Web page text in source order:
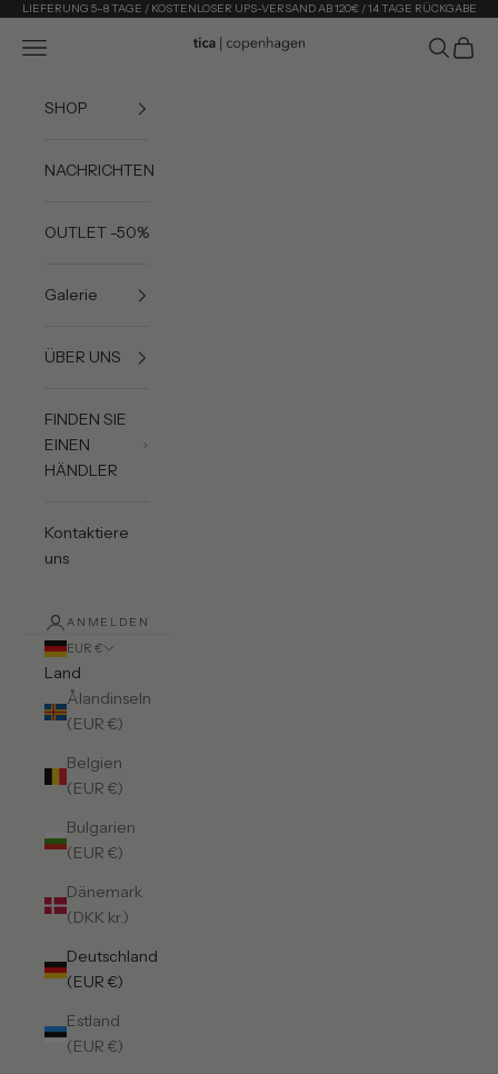
Zum Inhalt springen
LIEFERUNG 5–8 TAGE / KOSTENLOSER UPS-VERSAND AB 120€ / 14 TAGE RÜCKGABE
Tica Copenhagen
Menü Suchen
SHOP
NACHRICHTEN
OUTLET -50%
Galerie
ÜBER UNS
FINDEN SIE
EINEN
HÄNDLER
Kontaktiere
uns
ANMELDEN
EUR €
Land
Ålandinseln
(EUR €)
Belgien
(EUR €)
Bulgarien
(EUR €)
Dänemark
(DKK kr.)
Deutschland
(EUR €)
Estland
(EUR €)